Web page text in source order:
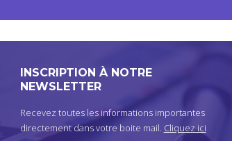
INSCRIPTION À NOTRE
NEWSLETTER
Recevez toutes les informations importantes
directement dans votre boite mail. Cliquez ici